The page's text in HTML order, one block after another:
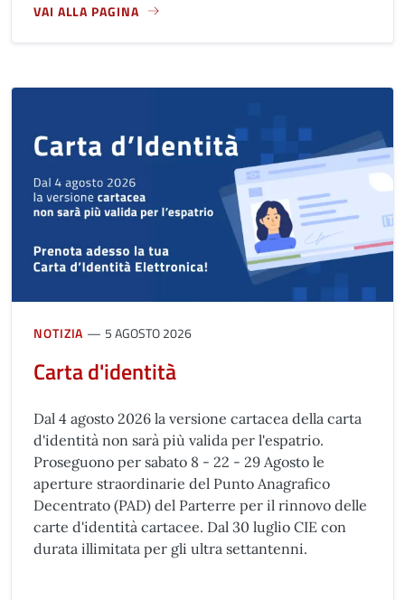
VAI ALLA PAGINA
A PROPOSITO DI PIAZZA SAN MARCO: LAVORI PER POSA
NOTIZIA 5 AGOSTO 2026
Carta d'identità
Dal 4 agosto 2026 la versione cartacea della carta
d'identità non sarà più valida per l'espatrio.
Proseguono per sabato 8 - 22 - 29 Agosto le
aperture straordinarie del Punto Anagrafico
Decentrato (PAD) del Parterre per il rinnovo delle
carte d'identità cartacee. Dal 30 luglio CIE con
durata illimitata per gli ultra settantenni.